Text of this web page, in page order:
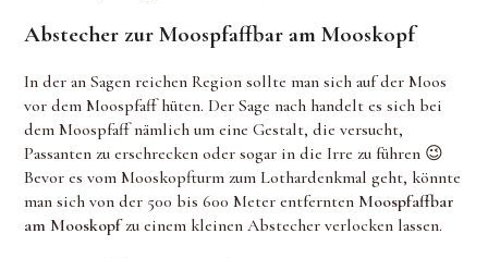
Abstecher zur Moospfaffbar am Mooskopf
In der an Sagen reichen Region sollte man sich auf der Moos
vor dem Moospfaff hüten. Der Sage nach handelt es sich bei
dem Moospfaff nämlich um eine Gestalt, die versucht,
Passanten zu erschrecken oder sogar in die Irre zu führen 😉
Bevor es vom Mooskopfturm zum Lothardenkmal geht, könnte
man sich von der 500 bis 600 Meter entfernten Moospfaffbar
am Mooskopfzu einem kleinen Abstecher verlocken lassen.